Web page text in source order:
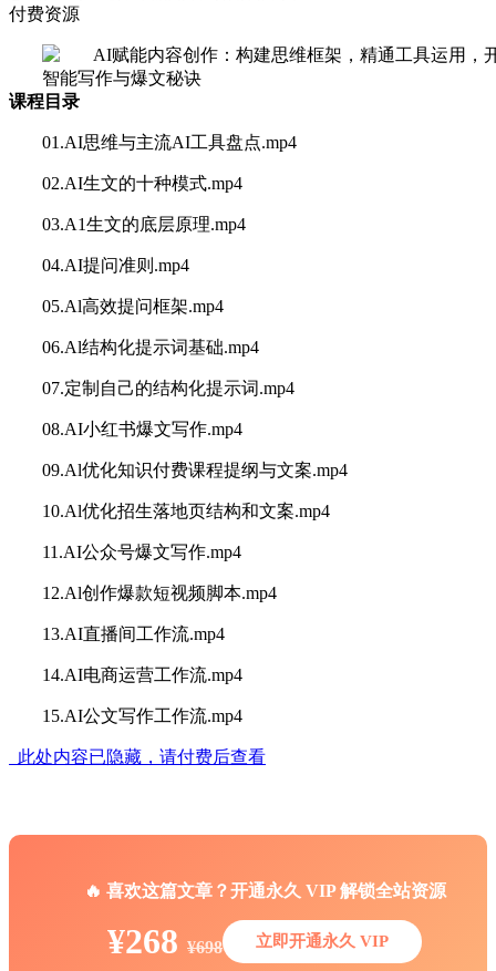
付费资源
课程目录
01.AI思维与主流AI工具盘点.mp4
02.AI生文的十种模式.mp4
03.A1生文的底层原理.mp4
04.AI提问准则.mp4
05.Al高效提问框架.mp4
06.Al结构化提示词基础.mp4
07.定制自己的结构化提示词.mp4
08.AI小红书爆文写作.mp4
09.Al优化知识付费课程提纲与文案.mp4
10.Al优化招生落地页结构和文案.mp4
11.AI公众号爆文写作.mp4
12.Al创作爆款短视频脚本.mp4
13.AI直播间工作流.mp4
14.AI电商运营工作流.mp4
15.AI公文写作工作流.mp4
此处内容已隐藏，请付费后查看
🔥 喜欢这篇文章？开通永久 VIP 解锁全站资源
¥268 ¥698 立即开通永久 VIP